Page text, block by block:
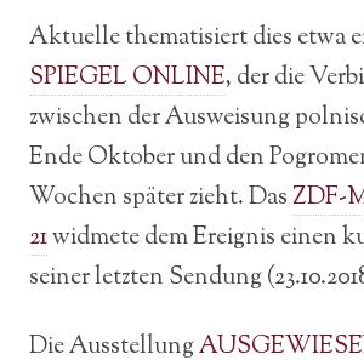
Aktuelle thematisiert dies etwa
SPIEGEL ONLINE, der die
zwischen der Ausweisung
Ende Oktober und den
Wochen später zieht. DasZDF-
21widmete dem Ereignis einen
seiner letzten Sendung
Die Ausstellung